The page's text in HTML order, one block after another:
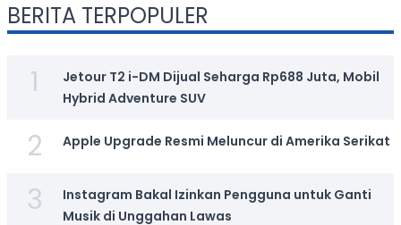
BERITA TERPOPULER
1
Jetour T2 i-DM Dijual Seharga Rp688 Juta, Mobil
Hybrid Adventure SUV
2 Apple Upgrade Resmi Meluncur di Amerika Serikat
3
Instagram Bakal Izinkan Pengguna untuk Ganti
Musik di Unggahan Lawas